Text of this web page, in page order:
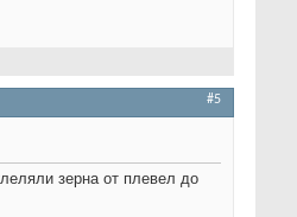
#5
зерна от плевел до